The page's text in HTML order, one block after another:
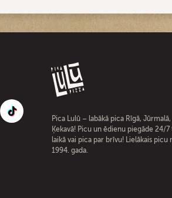
Pica Lulū – labākā pica Rīgā,
Ķekavā! Picu un ēdienu piegāde 24/
laikā vai pica par brīvu! Lielākais picu
1994. gada.